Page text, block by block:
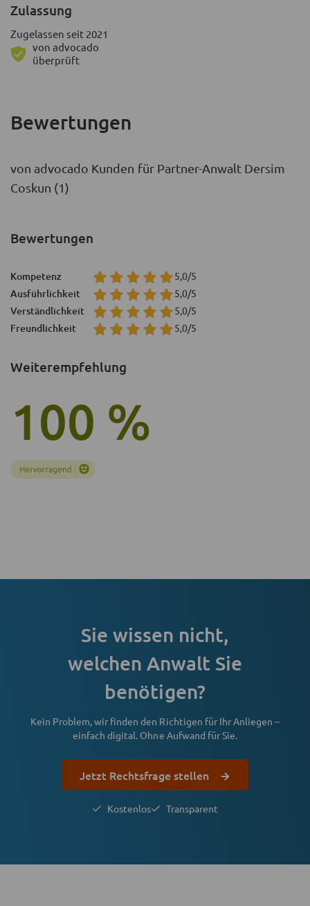
Zulassung
Zugelassen seit 2021
von advocado
überprüft
Bewertungen
von advocado Kunden für Partner-Anwalt Dersim
Coskun (1)
Weiterempfehlung
100 %
Bewertungen
Kompetenz 5,0/5
Ausführlichkeit 5,0/5
Verständlichkeit 5,0/5
Freundlichkeit 5,0/5
Sie wissen nicht,
welchen Anwalt Sie
benötigen?
Kein Problem, wir finden den Richtigen für Ihr Anliegen –
einfach digital. Ohne Aufwand für Sie.
Jetzt Rechtsfrage stellen
Kostenlos Transparent